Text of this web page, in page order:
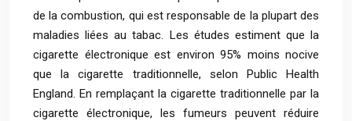
de la combustion, qui est responsable de la plupart des
maladies liées au tabac. Les études estiment que la
cigarette électronique est environ 95% moins nocive
que la cigarette traditionnelle, selon Public Health
England. En remplaçant la cigarette traditionnelle par la
cigarette électronique, les fumeurs peuvent réduire